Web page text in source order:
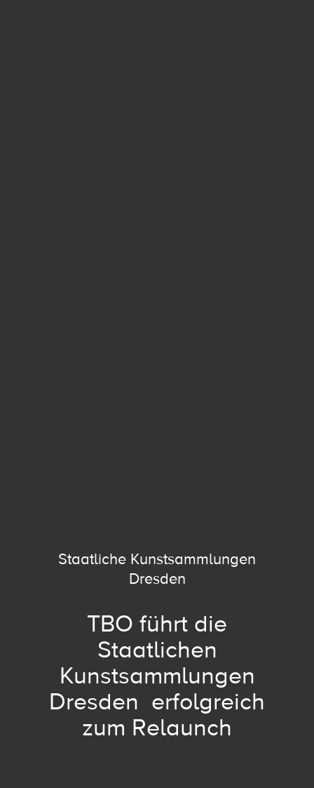
Staatliche Kunstsammlungen
Dresden
TBO führt die
Staatlichen
Kunstsammlungen
Dresden erfolgreich
zum Relaunch